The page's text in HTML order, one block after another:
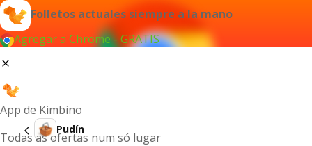
Folletos actuales siempre a la mano
Agregar a Chrome - GRATIS
App de Kimbino
Todas as ofertas num só lugar
Pudín